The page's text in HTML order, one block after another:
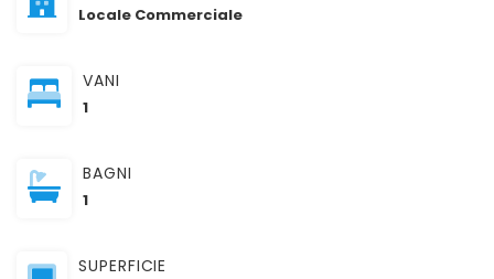
Locale Commerciale
VANI
1
BAGNI
1
SUPERFICIE